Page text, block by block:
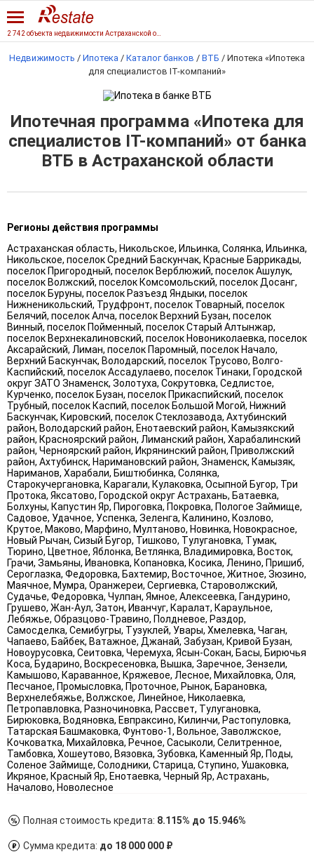
Недвижимость / Ипотека / Каталог банков / ВТБ / Ипотека «Ипотека
для специалистов IT-компаний»
Ипотечная программа «Ипотека для
специалистов IT-компаний» от банка
ВТБ в Астраханской области
Регионы действия программы
Астраханская область, Никольское, Ильинка, Солянка, Ильинка,
Никольское, поселок Средний Баскунчак, Красные Баррикады,
поселок Пригородный, поселок Верблюжий, поселок Ашулук,
поселок Волжский, поселок Комсомольский, поселок Досанг,
поселок Буруны, поселок Разъезд Яндыки, поселок
Нижненикольский, Трудфронт, поселок Товарный, поселок
Белячий, поселок Алча, поселок Верхний Бузан, поселок
Винный, поселок Пойменный, поселок Старый Алтынжар,
поселок Верхнекалиновский, поселок Новониколаевка, поселок
Аксарайский, Лиман, поселок Паромный, поселок Начало,
Верхний Баскунчак, Володарский, поселок Трусово, Волго-
Каспийский, поселок Ассадулаево, поселок Тинаки, Городской
округ ЗАТО Знаменск, Золотуха, Сокрутовка, Седлистое,
Курченко, поселок Бузан, поселок Прикаспийский, поселок
Трубный, поселок Каспий, поселок Большой Могой, Нижний
Баскунчак, Кировский, поселок Стеклозавода, Ахтубинский
район, Володарский район, Енотаевский район, Камызякский
район, Красноярский район, Лиманский район, Харабалинский
район, Черноярский район, Икрянинский район, Приволжский
район, Ахтубинск, Наримановский район, Знаменск, Камызяк,
Нариманов, Харабали, Биштюбинка, Солянка,
Старокучергановка, Карагали, Кулаковка, Осыпной Бугор, Три
Протока, Яксатово, Городской округ Астрахань, Батаевка,
Болхуны, Капустин Яр, Пироговка, Покровка, Пологое Займище,
Садовое, Удачное, Успенка, Зеленга, Калинино, Козлово,
Крутое, Маково, Марфино, Мултаново, Новинка, Новокрасное,
Новый Рычан, Сизый Бугор, Тишково, Тулугановка, Тумак,
Тюрино, Цветное, Яблонка, Ветлянка, Владимировка, Восток,
Грачи, Замьяны, Ивановка, Копановка, Косика, Ленино, Пришиб,
Сероглазка, Федоровка, Бахтемир, Восточное, Житное, Зюзино,
Маячное, Мумра, Оранжереи, Сергиевка, Староволжский,
Судачье, Федоровка, Чулпан, Ямное, Алексеевка, Гандурино,
Грушево, Жан-Аул, Затон, Иванчуг, Каралат, Караульное,
Лебяжье, Образцово-Травино, Полдневое, Раздор,
Самосделка, Семибугры, Тузуклей, Увары, Хмелевка, Чаган,
Чапаево, Байбек, Ватажное, Джанай, Забузан, Кривой Бузан,
Новоурусовка, Сеитовка, Черемуха, Ясын-Сокан, Басы, Бирючья
Коса, Бударино, Воскресеновка, Вышка, Заречное, Зензели,
Камышово, Караванное, Кряжевое, Лесное, Михайловка, Оля,
Песчаное, Промысловка, Проточное, Рынок, Барановка,
Верхнелебяжье, Волжское, Линейное, Николаевка,
Петропавловка, Разночиновка, Рассвет, Тулугановка,
Бирюковка, Водяновка, Евпраксино, Килинчи, Растопуловка,
Татарская Башмаковка, Фунтово-1, Вольное, Заволжское,
Кочковатка, Михайловка, Речное, Сасыколи, Селитренное,
Тамбовка, Хошеутово, Вязовка, Зубовка, Каменный Яр, Поды,
Соленое Займище, Солодники, Старица, Ступино, Ушаковка,
Икряное, Красный Яр, Енотаевка, Черный Яр, Астрахань,
Началово, Новолесное
Полная стоимость кредита: 8.115% до 15.946%
Сумма кредита: до 18 000 000 ₽